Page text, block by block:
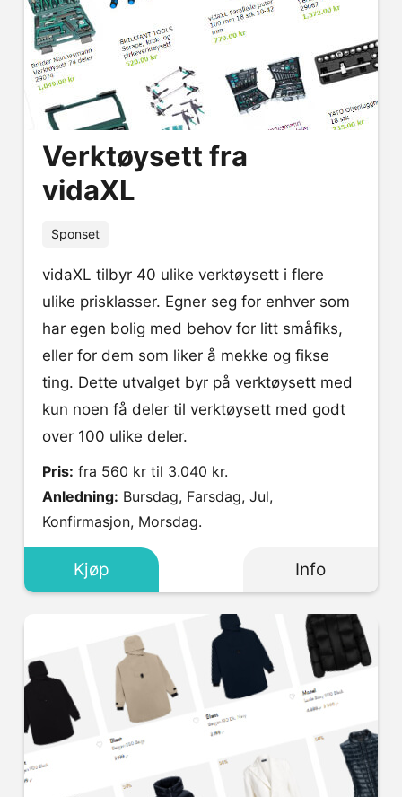
Verktøysett fra
vidaXL
Sponset
vidaXL tilbyr 40 ulike verktøysett i flere
ulike prisklasser. Egner seg for enhver som
har egen bolig med behov for litt småfiks,
eller for dem som liker å mekke og fikse
ting. Dette utvalget byr på verktøysett med
kun noen få deler til verktøysett med godt
over 100 ulike deler.
Pris: fra 560 kr til 3.040 kr.
Anledning: Bursdag, Farsdag, Jul,
Konfirmasjon, Morsdag.
Info
Kjøp